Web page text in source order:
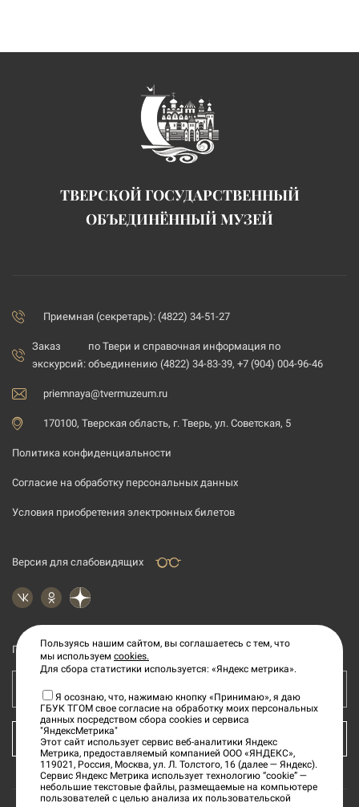
ТВЕРСКОЙ ГОСУДАРСТВЕННЫЙ
ОБЪЕДИНЁННЫЙ МУЗЕЙ
Приемная (секретарь): (4822) 34-51-27
Заказ
экскурсий:
по Твери и справочная информация по
объединению (4822) 34-83-39, +7 (904) 004-96-46
priemnaya@tvermuzeum.ru
170100, Тверская область, г. Тверь, ул. Советская, 5
Политика конфиденциальности
Согласие на обработку персональных данных
Условия приобретения электронных билетов
Версия для слабовидящих
Подпишитесь на рассылку новостей
Ваш e-mail адрес
КУПИТЬ БИЛЕТ
Пользуясь нашим сайтом, вы соглашаетесь с тем, что
мы используем cookies.
Для сбора статистики используется: «Яндекс метрика».
Я осознаю, что, нажимаю кнопку «Принимаю», я даю
ГБУК ТГОМ свое согласие на обработку моих персональных
данных посредством сбора cookies и сервиса
"ЯндексМетрика"
Этот сайт использует сервис веб-аналитики Яндекс
Метрика, предоставляемый компанией ООО «ЯНДЕКС»,
119021, Россия, Москва, ул. Л. Толстого, 16 (далее — Яндекс).
Сервис Яндекс Метрика использует технологию “cookie” —
небольшие текстовые файлы, размещаемые на компьютере
пользователей с целью анализа их пользовательской